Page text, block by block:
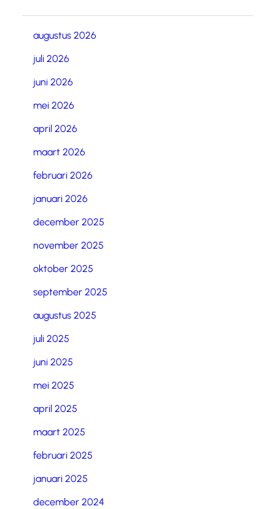
augustus 2026
juli 2026
juni 2026
mei 2026
april 2026
maart 2026
februari 2026
januari 2026
december 2025
november 2025
oktober 2025
september 2025
augustus 2025
juli 2025
juni 2025
mei 2025
april 2025
maart 2025
februari 2025
januari 2025
december 2024